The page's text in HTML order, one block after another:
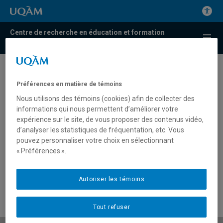
Centre de recherche en éducation et formation
Centr’ERE accueille trois
nouveaux chercheurs
associés
25 mars 2014 – Le Centr’ERE accueille trois nouveaux
Préférences en matière de témoins
Nous utilisons des témoins (cookies) afin de collecter des
informations qui nous permettent d’améliorer votre
expérience sur le site, de vous proposer des contenus vidéo,
d’analyser les statistiques de fréquentation, etc. Vous
pouvez personnaliser votre choix en sélectionnant
« Préférences ».
Tout refuser
Autoriser les témoins